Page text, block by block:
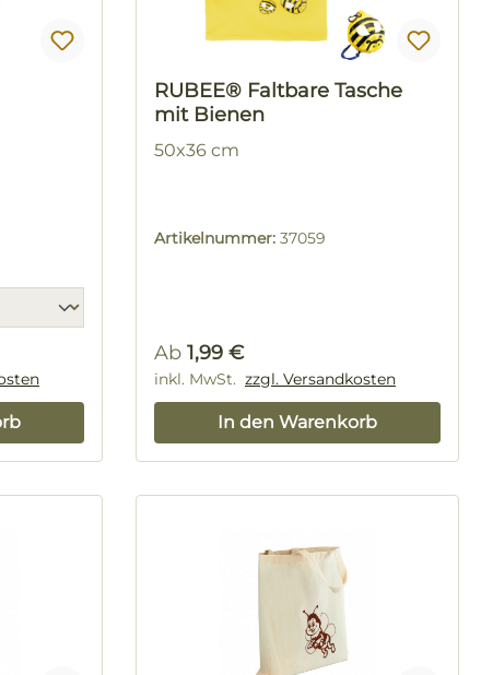
RUBEE® Faltbare Tasche
mit Bienen
50x36 cm
Artikelnummer: 37059
Regulärer Preis:
Ab 1,99 €
inkl. MwSt. zzgl. Versandkosten
In den Warenkorb